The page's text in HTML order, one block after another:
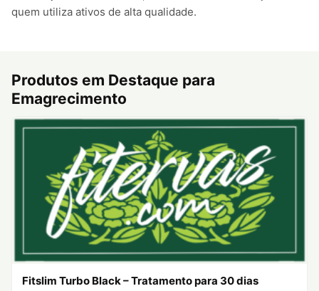
quem utiliza ativos de alta qualidade.
Produtos em Destaque para
Emagrecimento
Fitslim Turbo Black – Tratamento para 30 dias